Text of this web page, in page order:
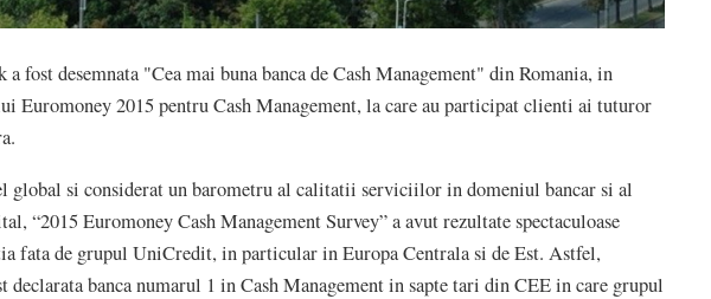
fost desemnata "Cea mai buna banca de Cash Management" din Romania, in
Euromoney 2015 pentru Cash Management, la care au participat clienti ai tuturor
global si considerat un barometru al calitatii serviciilor in domeniul bancar si al
“2015 Euromoney Cash Management Survey” a avut rezultate spectaculoase
fata de grupul UniCredit, in particular in Europa Centrala si de Est. Astfel,
declarata banca numarul 1 in Cash Management in sapte tari din CEE in care grupul